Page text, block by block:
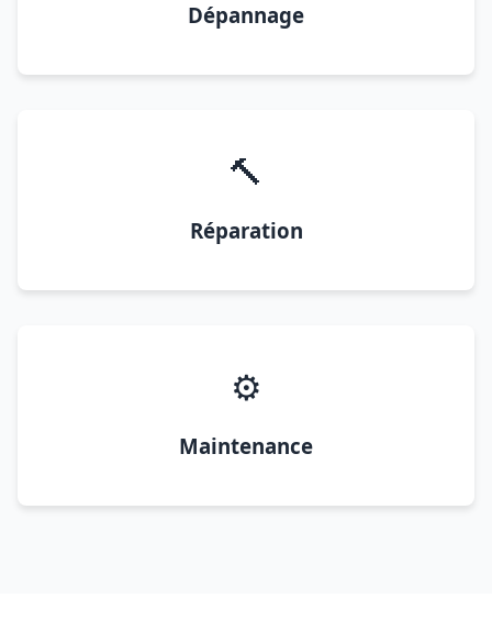
Dépannage
🔨
Réparation
⚙️
Maintenance